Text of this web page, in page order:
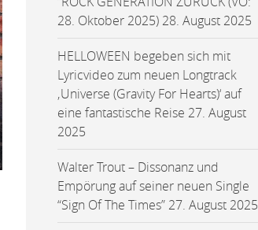
28. Oktober 2025) 28. August 2025
HELLOWEEN begeben sich mit
Lyricvideo zum neuen Longtrack
‚Universe (Gravity For Hearts)‘ auf
eine fantastische Reise 27. August
2025
Walter Trout – Dissonanz und
Empörung auf seiner neuen Single
“Sign Of The Times” 27. August 2025